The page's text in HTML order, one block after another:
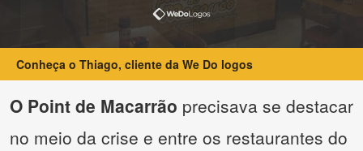
Conheça o Thiago, cliente da We Do logos
O Point de Macarrão precisava se destacar
no meio da crise e entre os restaurantes do